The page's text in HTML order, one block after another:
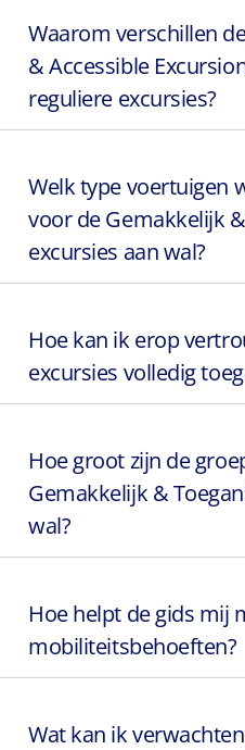
Waarom verschillen
& Accessible
reguliere excursies?
Welk type voertuigen
voor de Gemakkelijk
excursies aan wal?
Hoe kan ik erop
excursies volledig
Hoe groot zijn de
Gemakkelijk &
wal?
Hoe helpt de gids mij
mobiliteitsbehoeften?
Wat kan ik